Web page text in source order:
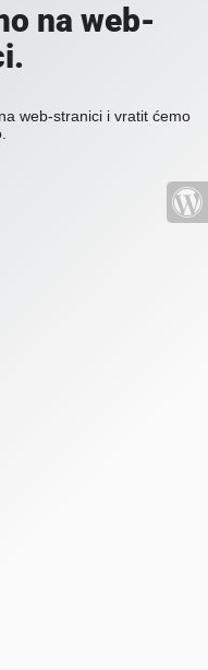
na web-
web-stranici i vratit ćemo